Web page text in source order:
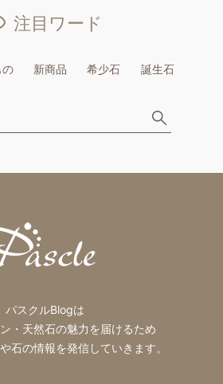
注目ワード
新商品 希少石 誕生石
パスクルBlogは
・天然石の魅力を届けるため
石の情報を発信していきます。